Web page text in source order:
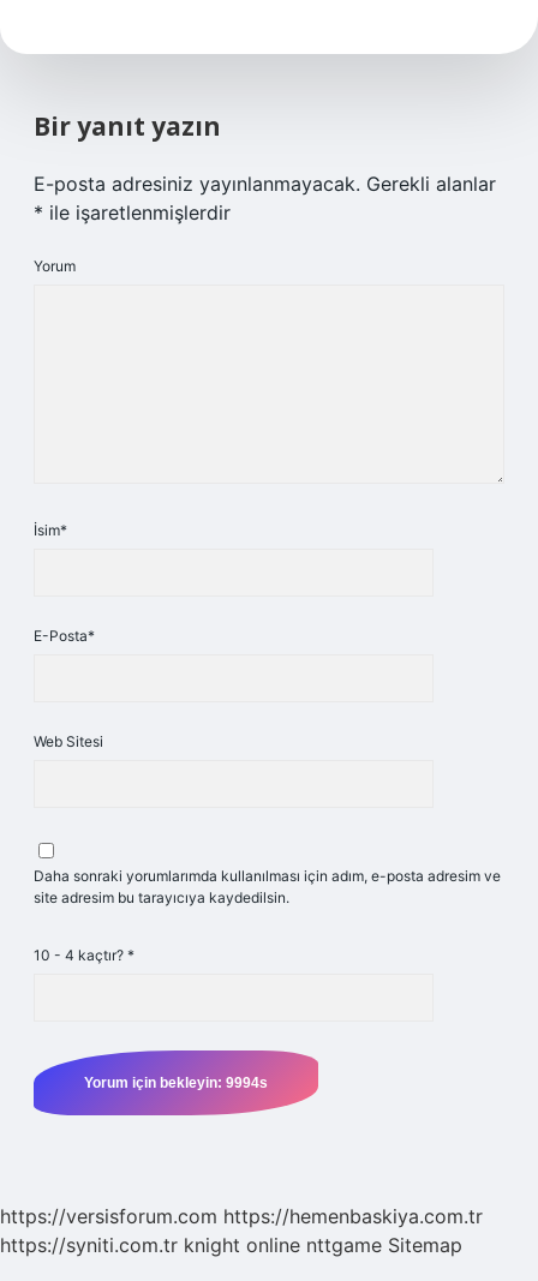
Bir yanıt yazın
E-posta adresiniz yayınlanmayacak. Gerekli alanlar
* ile işaretlenmişlerdir
Yorum
İsim*
E-Posta*
Web Sitesi
Daha sonraki yorumlarımda kullanılması için adım, e-posta adresim ve
site adresim bu tarayıcıya kaydedilsin.
10 - 4 kaçtır? *
https://versisforum.com https://hemenbaskiya.com.tr
https://syniti.com.tr knight online nttgame Sitemap